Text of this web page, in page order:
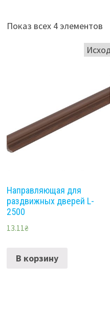
Показ всех 4 элементов
Направляющая для
раздвижных дверей L-
2500
13.11 ₴
В корзину